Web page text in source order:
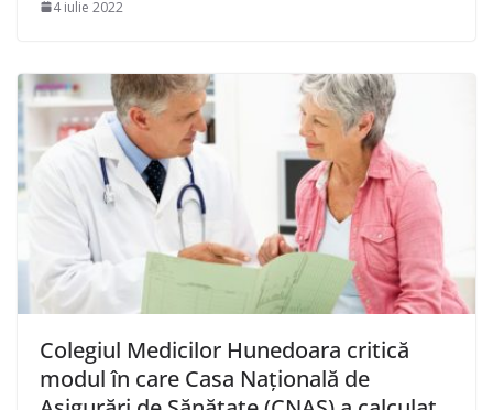
4 iulie 2022
Colegiul Medicilor Hunedoara critică
modul în care Casa Naţională de